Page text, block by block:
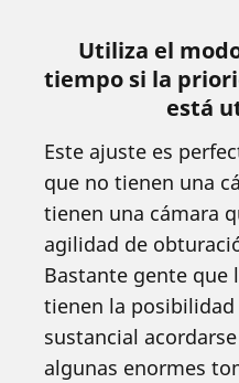
Utiliza el
tiempo si la
está
Este ajuste es
que no tienen una
tienen una cámara
agilidad de
Bastante gente que
tienen la posibilidad
sustancial
algunas enormes